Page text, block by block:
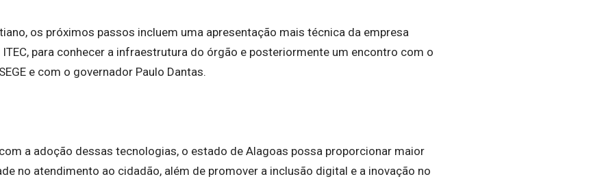
os próximos passos incluem uma apresentação mais técnica da empresa
para conhecer a infraestrutura do órgão e posteriormente um encontro com o
e com o governador Paulo Dantas.
com a adoção dessas tecnologias, o estado de Alagoas possa proporcionar maior
no atendimento ao cidadão, além de promover a inclusão digital e a inovação no